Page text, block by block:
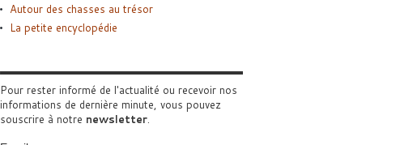
Autour des chasses au trésor
La petite encyclopédie
Pour rester informé de l'actualité ou recevoir nos
informations de dernière minute, vous pouvez
souscrire à notre newsletter.